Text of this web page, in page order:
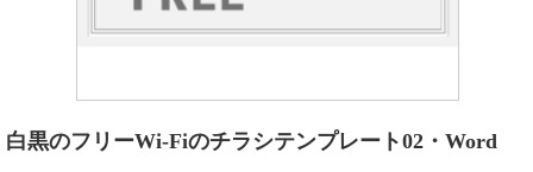
白黒のフリーWi-Fiのチラシテンプレート02・Word